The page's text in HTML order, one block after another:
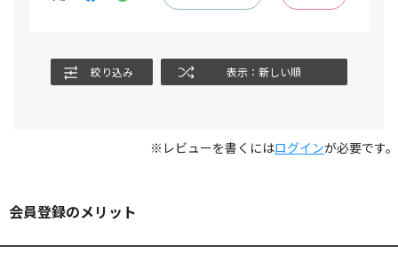
絞り込み 表示：新しい順
※レビューを書くにはログインが必要です。
会員登録のメリット